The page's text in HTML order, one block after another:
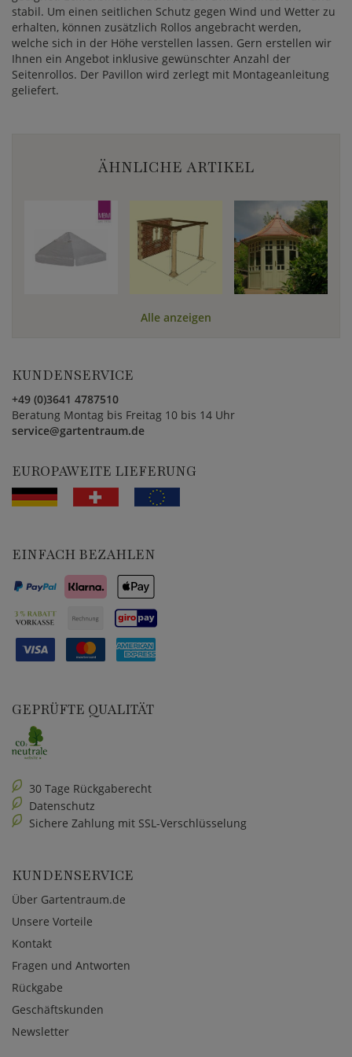
stabil. Um einen seitlichen Schutz gegen Wind und Wetter zu
erhalten, können zusätzlich Rollos angebracht werden,
welche sich in der Höhe verstellen lassen. Gern erstellen wir
Ihnen ein Angebot inklusive gewünschter Anzahl der
Seitenrollos. Der Pavillon wird zerlegt mit Montageanleitung
geliefert.
ÄHNLICHE ARTIKEL
Alle anzeigen
KUNDENSERVICE
+49 (0)3641 4787510
Beratung Montag bis Freitag 10 bis 14 Uhr
service@gartentraum.de
EUROPAWEITE LIEFERUNG
EINFACH BEZAHLEN
GEPRÜFTE QUALITÄT
30 Tage Rückgaberecht
Datenschutz
Sichere Zahlung mit SSL-Verschlüsselung
KUNDENSERVICE
Über Gartentraum.de
Unsere Vorteile
Kontakt
Fragen und Antworten
Rückgabe
Geschäftskunden
Newsletter